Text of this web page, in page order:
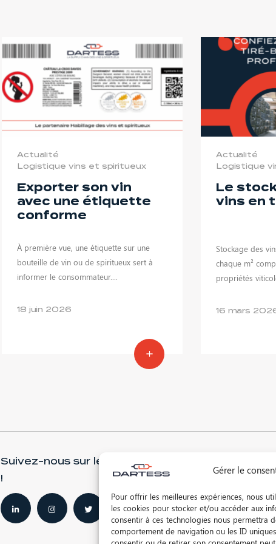
Gérer le
Pour offrir les meilleures expériences, nous
les cookies pour stocker et/ou accéder aux
consentir à ces technologies nous permettra
comportement de navigation ou les ID
Actualité
Logistique vins et spiritueux
Exporter son vin
avec une étiquette
conforme
À première vue, une étiquette sur une
bouteille de vin ou de spiritueux sert à
informer le consommateur....
18 juin 2026
Actualité
Logistique
Le
vins en
Stockage des
chaque m²
propriétés
16 mars
Suivez-nous sur les réseaux
!